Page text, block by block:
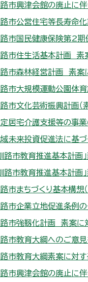
市興津会館の廃止に
市公営住宅等長寿命
市国民健康保険第2期
市住生活基本計画 素
市森林経営計画 素案
市大規模運動公園体
市文化芸術振興計画（
居宅介護支援等の事
未来投資促進法に基
釧路市教育推進基本計
釧路市教育推進基本計画
市まちづくり基本構想
市企業立地促進条例
市強靱化計画 素案に
市教育大綱へのご意見
市教育大綱素案に対
市興津会館の廃止に